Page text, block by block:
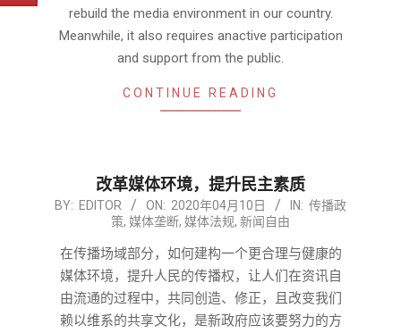
rebuild the media environment in our country.
Meanwhile, it also requires anactive participation
and support from the public.
CONTINUE READING
改革媒体环境，提升民主素质
2020-
10
BY: EDITOR ON: 2020年04月10日 IN: 传播政
策, 媒体垄断, 媒体法规, 新闻自由
在传播场域部分，如何建构一个更合理与健康的
媒体环境，提升人民的传播权，让人们在资讯自
由流通的过程中，共同创造、修正，且改变我们
赖以维系的共享文化，是新政府应该要努力的方